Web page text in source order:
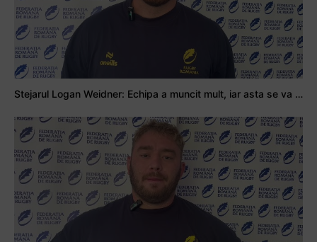
Stejarul Logan Weidner: Echipa a muncit mult, iar asta se va vedea în meciurile de la Nations Cup